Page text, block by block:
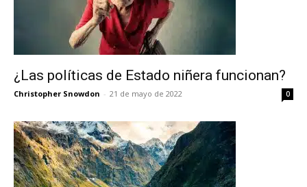
¿Las políticas de Estado niñera funcionan?
Christopher Snowdon - 21 de mayo de 2022 0